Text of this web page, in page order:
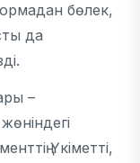
бөлек,
да
–
Үкіметті,